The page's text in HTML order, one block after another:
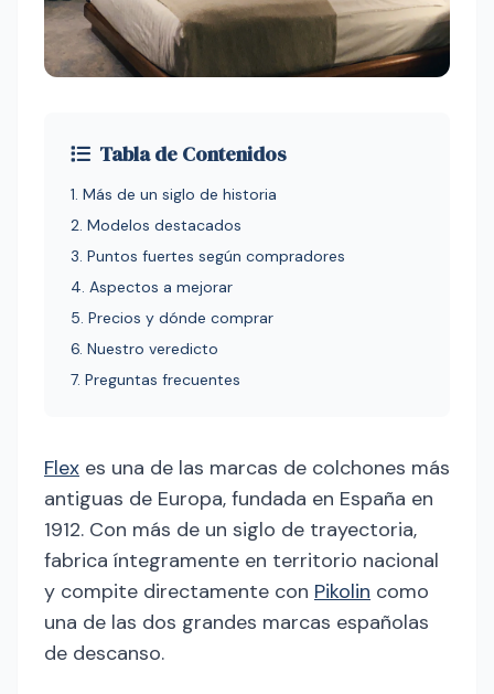
Tabla de Contenidos
1. Más de un siglo de historia
2. Modelos destacados
3. Puntos fuertes según compradores
4. Aspectos a mejorar
5. Precios y dónde comprar
6. Nuestro veredicto
7. Preguntas frecuentes
Flex es una de las marcas de colchones más
antiguas de Europa, fundada en España en
1912. Con más de un siglo de trayectoria,
fabrica íntegramente en territorio nacional
y compite directamente con Pikolin como
una de las dos grandes marcas españolas
de descanso.